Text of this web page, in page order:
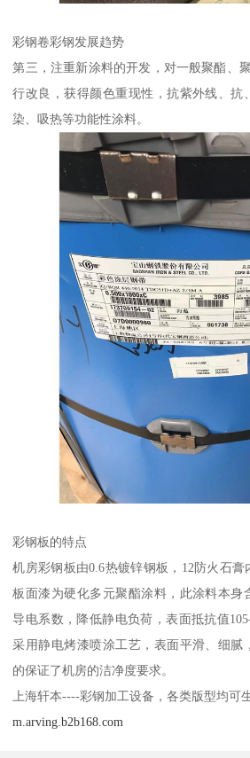
彩钢卷彩钢发展趋势
第三，注重新涂料的开发，对一般聚酯、
行改良，获得颜色重现性，抗紫外线、抗
染、吸热等功能性涂料。
彩钢板的特点
机房彩钢板由0.6热镀锌钢板，12防火石
板面漆为硬化多元聚酯涂料，此涂料本身
导电系数，降低静电负荷，表面抵抗值
采用静电烤漆喷涂工艺，表面平滑、细腻
的保证了机房的洁净度要求。
上海轩本----彩钢加工设备，各类版型均可
m.arving.b2b168.com